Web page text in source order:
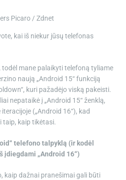
Picaro / Zdnet
kai iš niekur jūsų telefonas
mane palaikyti telefoną tyliame
naują „Android 15“ funkciją
kuri pažadėjo viską pakeisti.
nepataikė į „Android 15“ ženklą,
(„Android 16“), kad
taip, kaip tikėtasi.
telefono talpyklą (ir kodėl
„Android 16“)
kaip dažnai pranešimai gali būti